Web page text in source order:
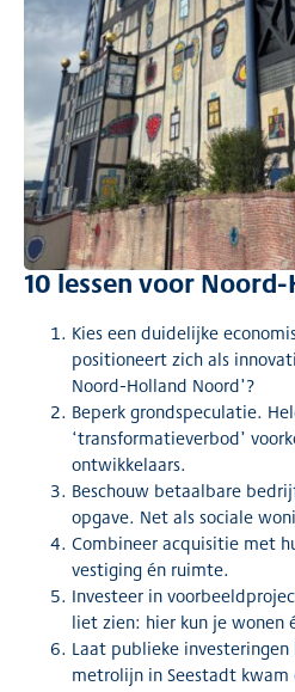
10 lessen voor
Kies een duidelijke
positioneert zich als
Noord-Holland Noord’?
Beperk grondspeculatie.
‘transformatieverbod’
ontwikkelaars.
Beschouw betaalbare
opgave. Net als sociale
Combineer acquisitie met
vestiging én ruimte.
Investeer in
liet zien: hier kun je wonen
Laat publieke
metrolijn in Seestadt